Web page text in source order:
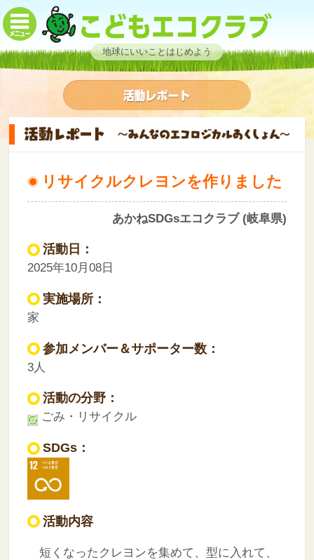
地球にいいことはじめよう
リサイクルクレヨンを作りました
あかねSDGsエコクラブ (岐阜県)
活動日：
2025年10月08日
実施場所：
家
参加メンバー＆サポーター数：
3人
活動の分野：
ごみ・リサイクル
SDGs：
活動内容
短くなったクレヨンを集めて、型に入れて、